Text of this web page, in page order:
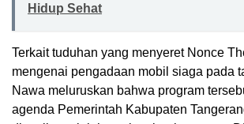
Hidup Sehat
​Terkait tuduhan yang menyeret Nonce
mengenai pengadaan mobil siaga pada
Nawa meluruskan bahwa program
agenda Pemerintah Kabupaten